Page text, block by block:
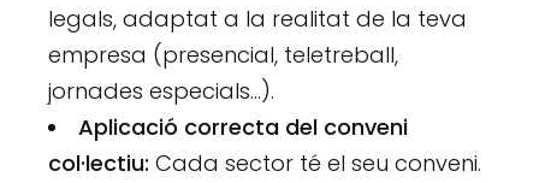
legals, adaptat a la realitat de la teva
empresa (presencial, teletreball,
jornades especials…).
Aplicació correcta del conveni
col·lectiu:Cada sector té el seu conveni.